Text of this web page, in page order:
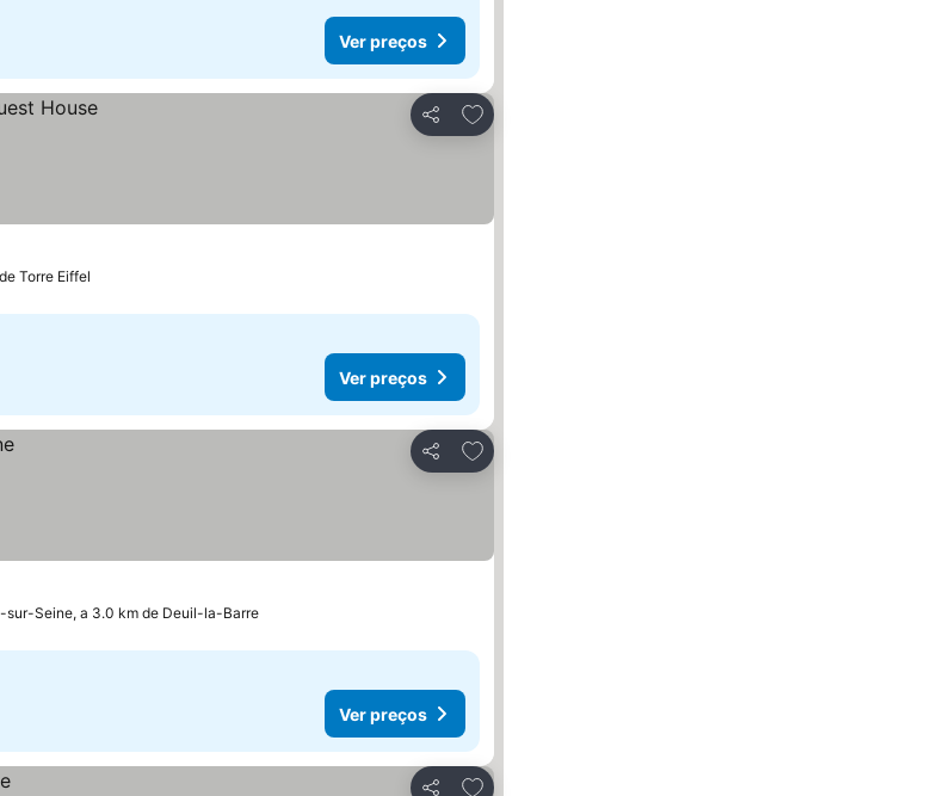
Ver preços
Partilhar
Adicionar aos favoritos
Torre Eiffel
Ver preços
Partilhar
Adicionar aos favoritos
sur-Seine, a 3.0 km de Deuil-la-Barre
Ver preços
Adicionar aos favoritos